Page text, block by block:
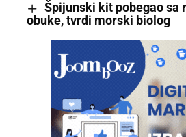
Špijunski kit pobegao sa
obuke, tvrdi morski biolog